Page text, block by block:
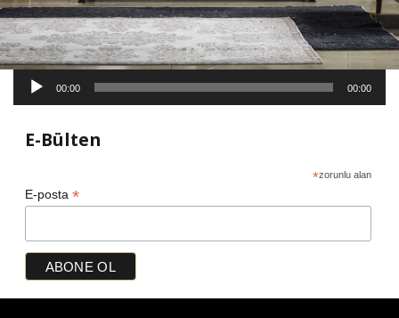
Ses
oynatıcı00:00 00:00
E-Bülten
*zorunlu alan
E-posta *